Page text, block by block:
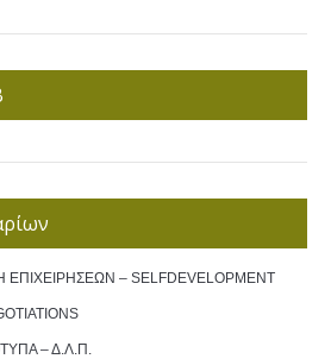
ΕΠΙΧΕΙΡΗΣΕΩΝ – SELFDEVELOPMENT
– Δ.Λ.Π.